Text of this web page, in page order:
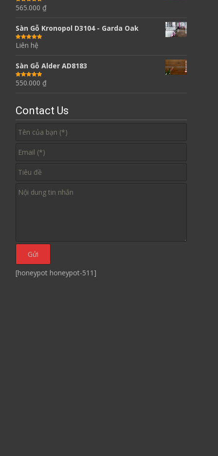
Được xếp
hạng5.005
565.000 ₫
Sàn Gỗ Kronopol D3104 - Garda Oak
Được xếp
hạng 5.00 5
Liên hệ
Sàn Gỗ Alder AD8183
Được xếp
hạng5.005
550.000 ₫
Contact Us
[honeypot honeypot-511]